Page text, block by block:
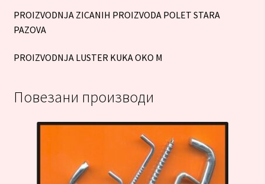
PROIZVODNJA ZICANIH PROIZVODA POLET STARA
PAZOVA
PROIZVODNJA LUSTER KUKA OKO M
Повезани производи